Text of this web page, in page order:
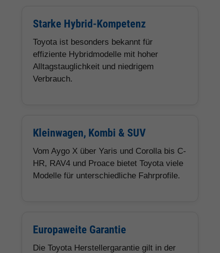
Starke Hybrid-Kompetenz
Toyota ist besonders bekannt für
effiziente Hybridmodelle mit hoher
Alltagstauglichkeit und niedrigem
Verbrauch.
Kleinwagen, Kombi & SUV
Vom Aygo X über Yaris und Corolla bis C-
HR, RAV4 und Proace bietet Toyota viele
Modelle für unterschiedliche Fahrprofile.
Europaweite Garantie
Die Toyota Herstellergarantie gilt in der